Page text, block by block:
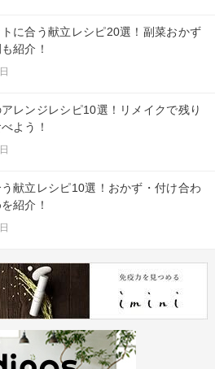
に合う献立レシピ20選！副菜おかず
紹介！
レンジレシピ10選！リメイクで残り
よう！
献立レシピ10選！おかず・付け合わ
紹介！